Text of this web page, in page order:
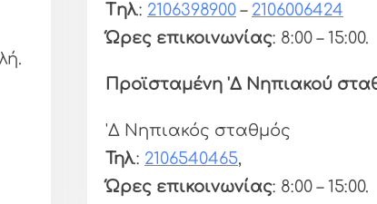
Tηλ.: 2106398900 – 2106006424
Ώρες επικοινωνίας: 8:00 – 15:00.
Προϊσταμένη 'Δ Νηπιακού
'Δ Νηπιακός σταθμός
Τηλ.: 2106540465,
Ώρες επικοινωνίας: 8:00 – 15:00.